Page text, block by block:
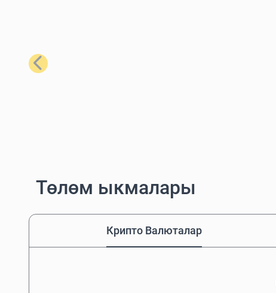
Мурунку
Төлөм ыкмалары
Крипто Валюталар